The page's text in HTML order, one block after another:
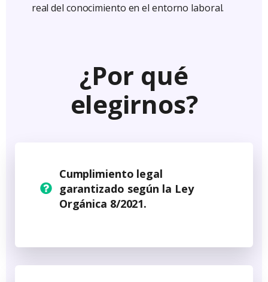
real del conocimiento en el entorno laboral.
¿Por qué
elegirnos?
Cumplimiento legal
garantizado según la Ley
Orgánica 8/2021.